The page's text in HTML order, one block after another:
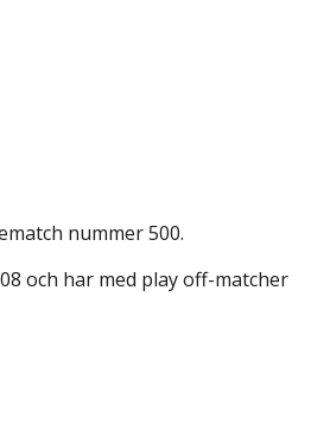
nummer 500.
och har med play off-matcher